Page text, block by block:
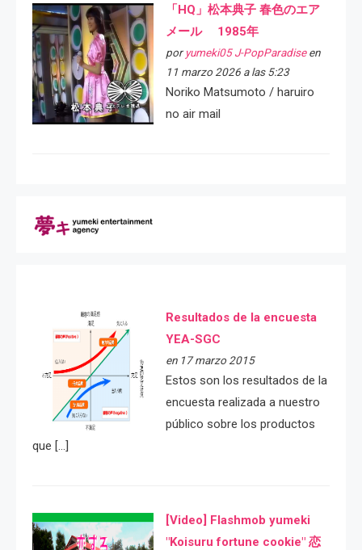
「HQ」松本典子 春色のエア
メール 1985年
por yumeki05 J-PopParadiseen
11 marzo 2026 a las 5:23
Noriko Matsumoto / haruiro
no air mail
Resultados de la encuesta
YEA-SGC
en 17 marzo 2015
Estos son los resultados de la
encuesta realizada a nuestro
público sobre los productos
que […]
[Video] Flashmob yumeki
"Koisuru fortune cookie" 恋